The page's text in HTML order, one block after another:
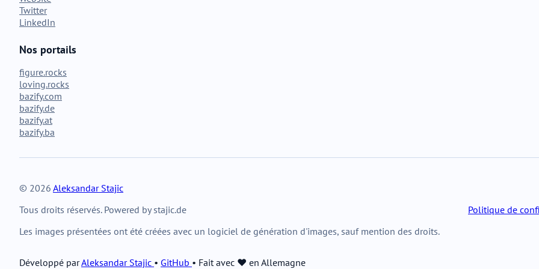
Twitter
LinkedIn
Nos portails
figure.rocks
loving.rocks
bazify.com
bazify.de
bazify.at
bazify.ba
© 2026 Aleksandar Stajic
Tous droits réservés. Powered by stajic.de
Les images présentées ont été créées avec un logiciel de génération d'images, sauf mention des droits.
Politique de
Développé parAleksandar Stajic • GitHub • Fait avec ❤️ en Allemagne